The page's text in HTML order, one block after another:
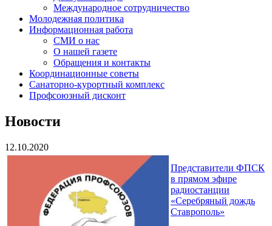
Международное сотрудничество
Молодежная политика
Информационная работа
СМИ о нас
О нашей газете
Обращения и контакты
Координационные советы
Санаторно-курортный комплекс
Профсоюзный дисконт
Новости
12.10.2020
Представители ФПСК
в прямом эфире
радиостанции
«Серебряный дождь
Ставрополь»